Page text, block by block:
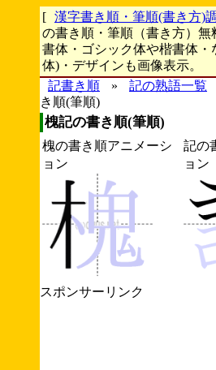
[ 漢字書き順・筆順(書き方)
の書き順・筆順（書き方）無
書体・ゴシック体や楷書体・
体)・デザインも画像表示。
記書き順
» 記の熟語一覧
き順(筆順)
槐記の書き順(筆順)
槐の書き順アニメーシ
ョン
記の
ョン
スポンサーリンク